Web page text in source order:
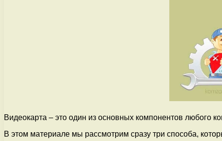
Видеокарта – это один из основных компонентов любого
В этом материале мы рассмотрим сразу три способа,